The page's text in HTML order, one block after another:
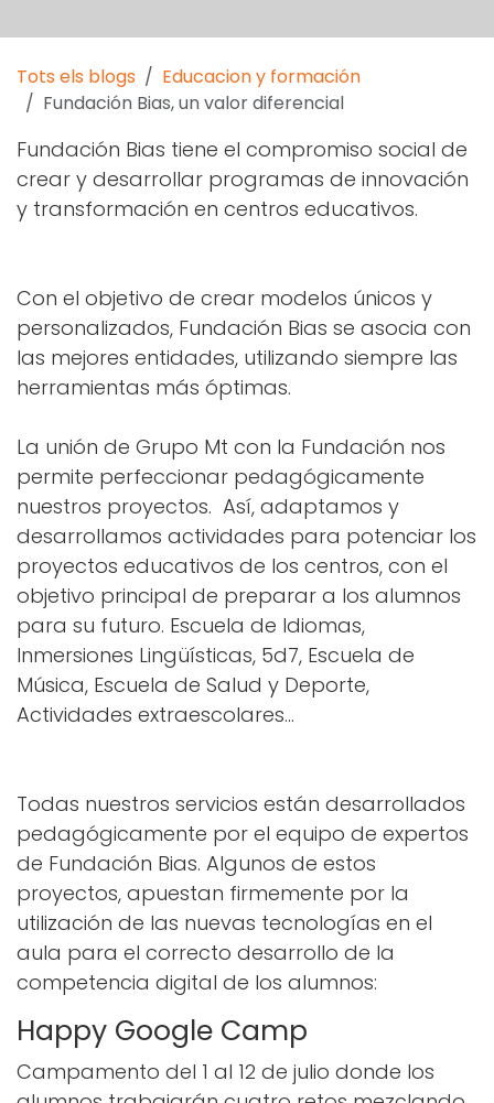
Tots els blogs
Educacion y formación
Fundación Bias, un valor diferencial
Fundación Bias tiene el compromiso social de
crear y desarrollar programas de innovación
y transformación en centros educativos.
Con el objetivo de crear modelos únicos y
personalizados, Fundación Bias se asocia con
las mejores entidades, utilizando siempre las
herramientas más óptimas.
La unión de Grupo Mt con la Fundación nos
permite perfeccionar pedagógicamente
nuestros proyectos. Así, adaptamos y
desarrollamos actividades para potenciar los
proyectos educativos de los centros, con el
objetivo principal de preparar a los alumnos
para su futuro. Escuela de Idiomas,
Inmersiones Lingüísticas, 5d7, Escuela de
Música, Escuela de Salud y Deporte,
Actividades extraescolares...
Todas nuestros servicios están desarrollados
pedagógicamente por el equipo de expertos
de Fundación Bias. Algunos de estos
proyectos, apuestan firmemente por la
utilización de las nuevas tecnologías en el
aula para el correcto desarrollo de la
competencia digital de los alumnos:
Happy Google Camp
Campamento del 1 al 12 de julio donde los